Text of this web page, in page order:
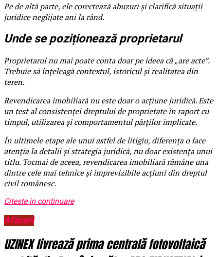
Pe de altă parte, ele corectează abuzuri și clarifică situații
juridice neglijate ani la rând.
Unde se poziționează proprietarul
Proprietarul nu mai poate conta doar pe ideea că „are acte”.
Trebuie să înțeleagă contextul, istoricul și realitatea din
teren.
Revendicarea imobiliară nu este doar o acțiune juridică. Este
un test al consistenței dreptului de proprietate în raport cu
timpul, utilizarea și comportamentul părților implicate.
În ultimele etape ale unui astfel de litigiu, diferența o face
atenția la detalii și strategia juridică, nu doar existența unui
titlu. Tocmai de aceea, revendicarea imobiliară rămâne una
dintre cele mai tehnice și imprevizibile acțiuni din dreptul
civil românesc.
Citeste in continuare
Afaceri
UZINEX livrează prima centrală fotovoltaică